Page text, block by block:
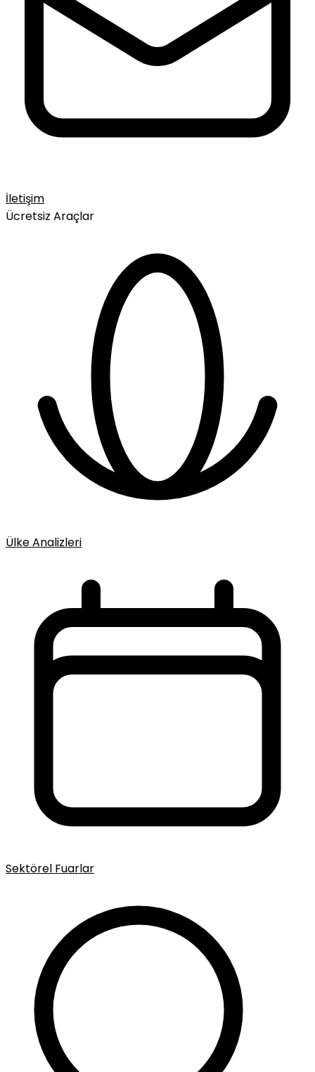
İletişim
Ücretsiz Araçlar
Ülke Analizleri
Sektörel Fuarlar